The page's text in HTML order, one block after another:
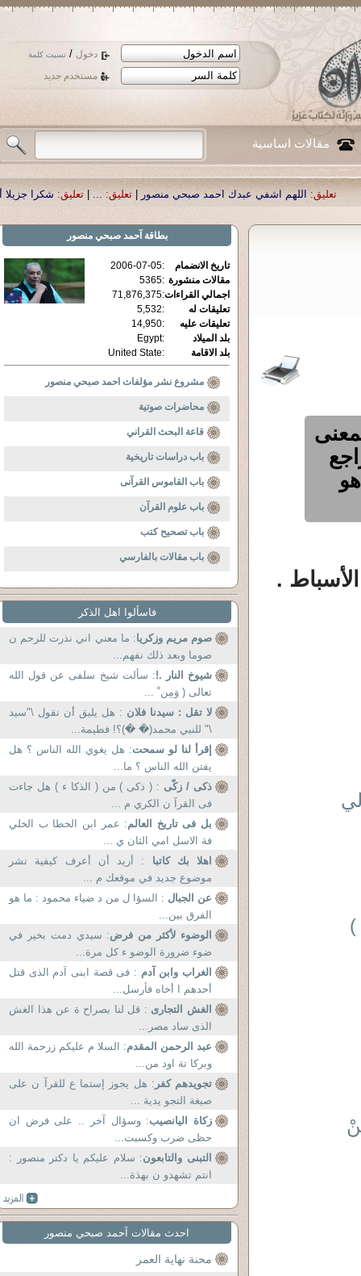
دخول / نسيت كلمة
مستخدم جديد
مقالات اساسية
اشفي عبدك احمد صبحي منصور| تعليق: ...
|تعليق: شكرا جزيلا أستاذ حمد
.
)
بطاقة آحمد صبحي منصور
تاريخ الانضمام :
2006-07-05
مقالات منشورة :
5365
اجمالي القراءات:
71,876,375
تعليقات له
:
5,532
تعليقات عليه
:
14,950
بلد الميلاد
:
Egypt
بلد الاقامة
:
United State
مشروع نشر مؤلفات احمد صبحي منصور
محاضرات صوتية
قاعة البحث القراني
باب دراسات تاريخية
باب القاموس القرآنى
باب علوم القرآن
باب تصحيح كتب
باب مقالات بالفارسي
فاسألوا اهل الذكر
صوم مريم وزكريا: ما معني اني نذرت للرحم ن
صوما وبعد ذلك نفهم...
شيوخ النار .!: سألت شيخ سلفى عن قول الله
تعالى ( وَمِن ْ ...
لا تقل : سيدنا فلان : هل يليق أن نقول \"سيد
\" للنبي محمد(� �)؟! فطيمة...
إقرأ لنا لو سمحت: هل يغوي الله الناس ؟ هل
يفتن الله الناس ؟ ما...
ذكى / زكّى : ( ذكى ) من ( الذكا ء ) هل جاءت
فى القرآ ن الكري م ...
بل فى تاريخ العالم: عمر ابن الخطا ب الخلي
فة الاسل امي الثان ي ...
اهلا بك كاتبا : أريد أن أعرف كيفية نشر
موضوع جديد في موقعك م ...
عن الجبال : السؤا ل من د ضياء محمود : ما هو
الفرق بين...
الوضوء لأكثر من فرض: سيدي دمت بخير في
ضوء ضرورة الوضو ء كل مرة...
الغراب وابن آدم : فى قصة ابنى آدم الذى قتل
أحدهم ا أخاه فأرسل...
الغش التجارى : قل لنا بصراح ة عن هذا الغش
الذى ساد مصر...
عبد الرحمن المقدم: السلا م عليكم زرحمة الله
وبركا تة اود من...
تجويدهم كفر : هل يجوز إستما ع للقرآ ن على
صيغة التجو يدية ...
زكاة اليانصيب: وسؤال آخر .. على فرض ان
حظى ضرب وكسبت...
التبنى والتابعون: سلام علیکم یا دکتر منصور :
انتم تشهدو ن بهذة...
احدث مقالات آحمد صبحي منصور
محنة نهاية العمر